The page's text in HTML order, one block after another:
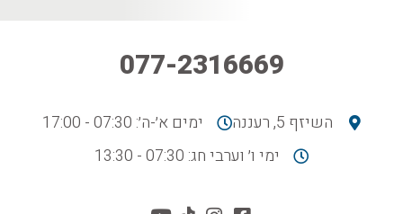
077-2316669
השיזף 5, רעננה
ימים א׳-ה׳: 07:30 - 17:00
ימי ו׳ וערבי חג: 07:30 - 13:30